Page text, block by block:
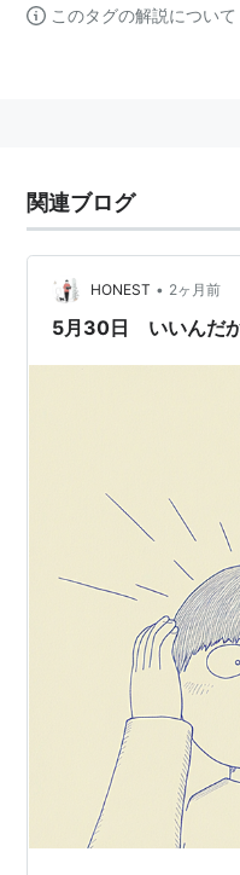
このタグの解説について
関連ブログ
HONEST • 2ヶ月前
5月30日 いいんだ